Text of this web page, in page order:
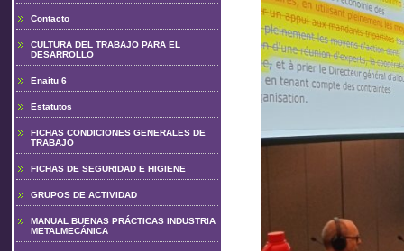
Contacto
CULTURA DEL TRABAJO PARA EL
DESARROLLO
Enaitu 6
Estatutos
FICHAS CONDICIONES GENERALES DE
TRABAJO
FICHAS DE SEGURIDAD E HIGIENE
GRUPOS DE ACTIVIDAD
MANUAL BUENAS PRÁCTICAS INDUSTRIA
METALMECÁNICA